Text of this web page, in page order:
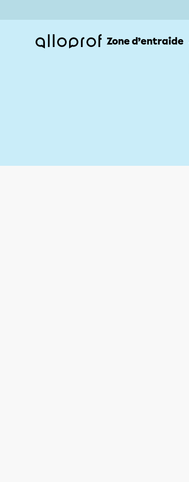
Zone d’entraide